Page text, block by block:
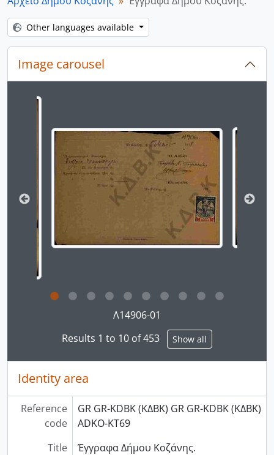
Other languages available
Image carousel
Changing the current slide of this carousel will
Clicking this description title link will open the
Λ14906-01
Results 1 to 10 of 453
Show all
Identity area
Reference
code
GR GR-KDBK (ΚΔΒΚ) GR GR-KDBK (ΚΔΒΚ)
ADKO-ΚΤ69
Title
Έγγραφα Δήμου Κοζάνης.